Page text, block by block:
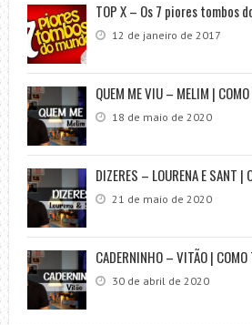
TOP X – Os 7 piores tombos
12 de janeiro de 2017
QUEM ME VIU – MELIM |
18 de maio de 2020
DIZERES – LOURENA E SANT |
21 de maio de 2020
CADERNINHO – VITÃO | COMO
30 de abril de 2020